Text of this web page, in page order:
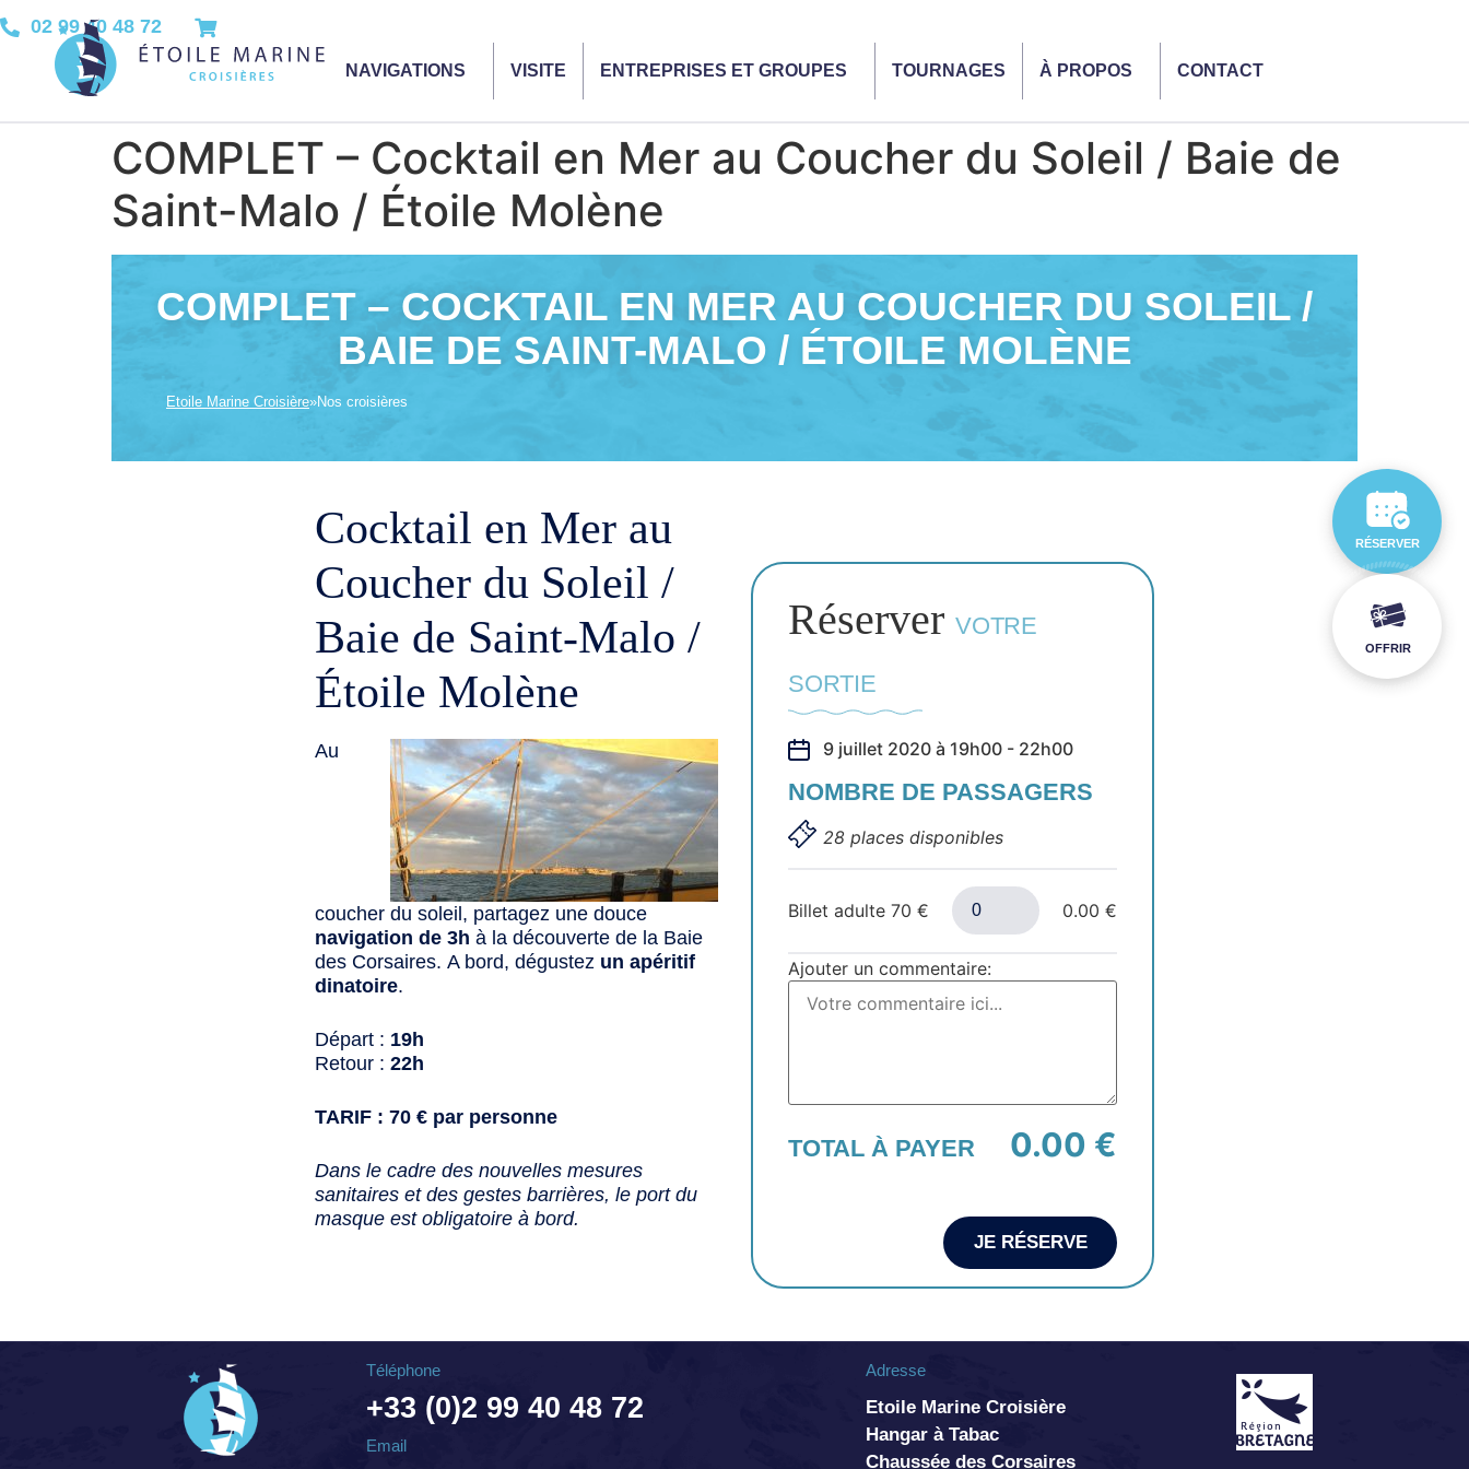
02 99 40 48 72
NAVIGATIONS VISITE ENTREPRISES ET GROUPES TOURNAGES À PROPOS CONTACT
COMPLET – Cocktail en Mer au Coucher du Soleil / Baie de
Saint-Malo / Étoile Molène
COMPLET – COCKTAIL EN MER AU COUCHER DU SOLEIL /
BAIE DE SAINT-MALO / ÉTOILE MOLÈNE
Etoile Marine Croisière»Nos croisières
Cocktail en Mer au
Coucher du Soleil /
Baie de Saint-Malo /
Étoile Molène
Au
coucher du soleil, partagez une douce
navigation de 3h à la découverte de la Baie
des Corsaires. A bord, dégustez un apéritif
dinatoire.
Départ : 19h
Retour : 22h
TARIF : 70 € par personne
Dans le cadre des nouvelles mesures
sanitaires et des gestes barrières, le port du
masque est obligatoire à bord.
Réserver VOTRE
SORTIE
9 juillet 2020 à 19h00 - 22h00
NOMBRE DE PASSAGERS
28 places disponibles
Billet adulte 70 € 0.00 €
Ajouter un commentaire:
TOTAL À PAYER 0.00 €
JE RÉSERVE
Téléphone
+33 (0)2 99 40 48 72
Email
Adresse
Etoile Marine Croisière
Hangar à Tabac
Chaussée des Corsaires
RÉSERVER
OFFRIR